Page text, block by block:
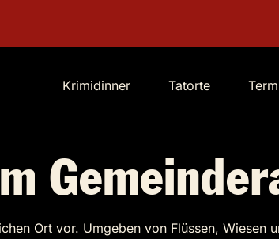
Krimidinner Tatorte
Ort vor. Umgeben von Flüssen, Wiesen